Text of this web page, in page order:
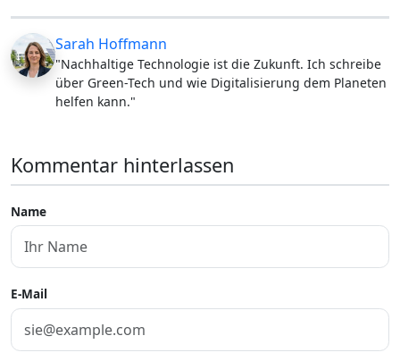
Sarah Hoffmann
"Nachhaltige Technologie ist die Zukunft. Ich schreibe
über Green-Tech und wie Digitalisierung dem Planeten
helfen kann."
Kommentar hinterlassen
Name
E-Mail